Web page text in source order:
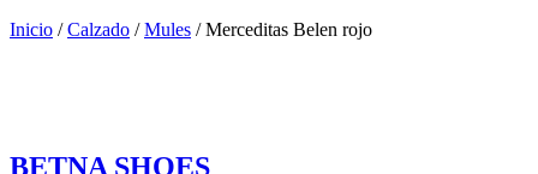
Inicio /Calzado /Mules / Merceditas Belen rojo
BETNA SHOES